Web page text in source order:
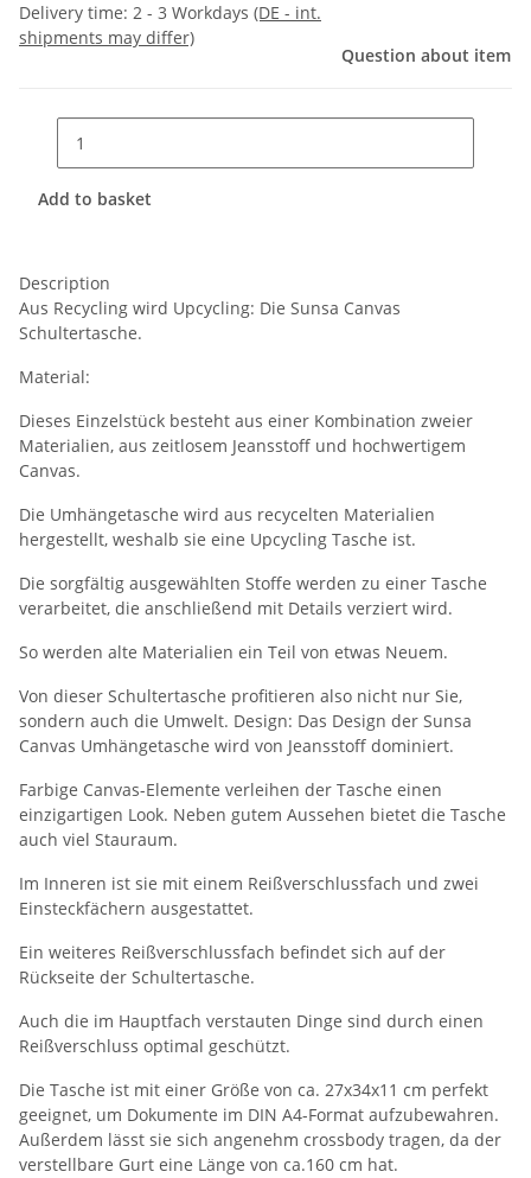
Delivery time: 2 - 3 Workdays (DE - int.
shipments may differ)
Question about item
Add to basket
Description
Aus Recycling wird Upcycling: Die Sunsa Canvas
Schultertasche.
Material:
Dieses Einzelstück besteht aus einer Kombination zweier
Materialien, aus zeitlosem Jeansstoff und hochwertigem
Canvas.
Die Umhängetasche wird aus recycelten Materialien
hergestellt, weshalb sie eine Upcycling Tasche ist.
Die sorgfältig ausgewählten Stoffe werden zu einer Tasche
verarbeitet, die anschließend mit Details verziert wird.
So werden alte Materialien ein Teil von etwas Neuem.
Von dieser Schultertasche profitieren also nicht nur Sie,
sondern auch die Umwelt. Design: Das Design der Sunsa
Canvas Umhängetasche wird von Jeansstoff dominiert.
Farbige Canvas-Elemente verleihen der Tasche einen
einzigartigen Look. Neben gutem Aussehen bietet die Tasche
auch viel Stauraum.
Im Inneren ist sie mit einem Reißverschlussfach und zwei
Einsteckfächern ausgestattet.
Ein weiteres Reißverschlussfach befindet sich auf der
Rückseite der Schultertasche.
Auch die im Hauptfach verstauten Dinge sind durch einen
Reißverschluss optimal geschützt.
Die Tasche ist mit einer Größe von ca. 27x34x11 cm perfekt
geeignet, um Dokumente im DIN A4-Format aufzubewahren.
Außerdem lässt sie sich angenehm crossbody tragen, da der
verstellbare Gurt eine Länge von ca.160 cm hat.